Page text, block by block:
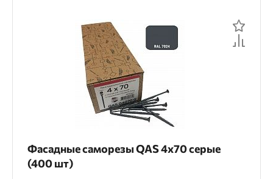
Фасадные саморезы QAS 4х70 серые
(400 шт)